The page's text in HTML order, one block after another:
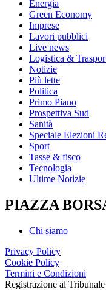
Energia
Green Economy
Imprese
Lavori pubblici
Live news
Logistica &
Notizie
Più lette
Politica
Primo Piano
Prospettiva Sud
Sanità
Speciale Elezioni
Sport
Tasse & fisco
Tecnologia
Ultime Notizie
PIAZZA
Chi siamo
Privacy Policy
Cookie Policy
Termini e Condizioni
Registrazione al